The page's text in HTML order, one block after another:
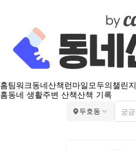
홈팀워크동네산책 런마일모두의챌린지
홈동네 생활주변 산책산책 기록
두호동